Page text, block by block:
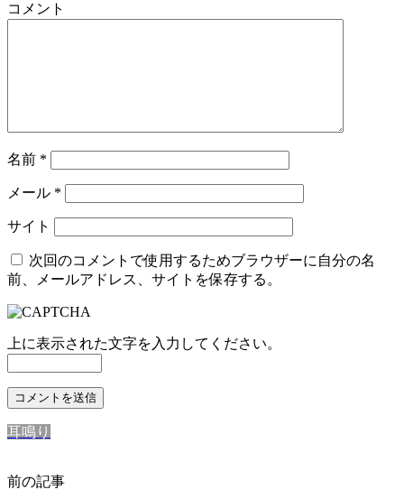
コメント
名前 *
メール *
サイト
次回のコメントで使用するためブラウザーに自分の名
前、メールアドレス、サイトを保存する。
上に表示された文字を入力してください。
耳鳴り
前の記事